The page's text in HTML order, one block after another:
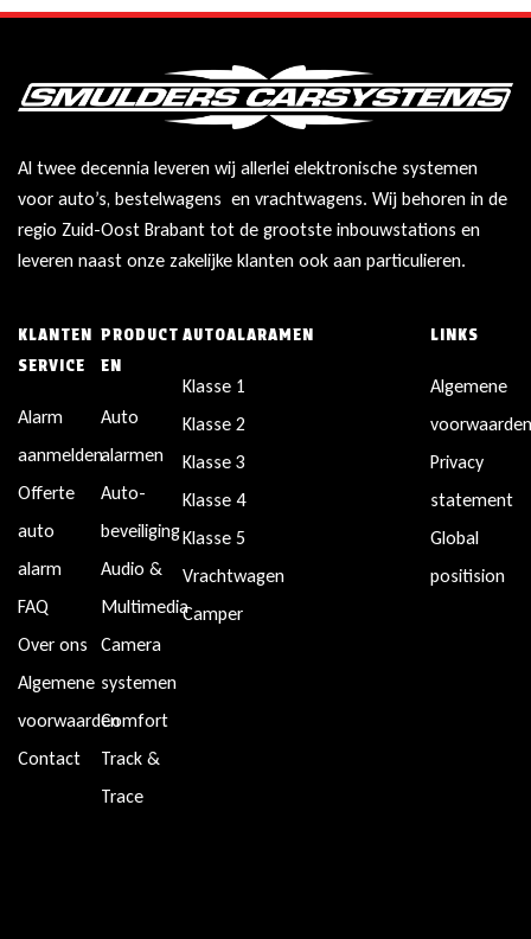
Al twee decennia leveren wij allerlei elektronische systemen
voor auto’s, bestelwagens en vrachtwagens. Wij behoren in de
regio Zuid-Oost Brabant tot de grootste inbouwstations en
leveren naast onze zakelijke klanten ook aan particulieren.
KLANTEN
SERVICE
Alarm
aanmelden
Offerte
auto
alarm
FAQ
Over ons
Algemene
voorwaarden
Contact
PRODUCT
EN
Auto
alarmen
Auto-
beveiliging
Audio &
Multimedia
Camera
systemen
Comfort
Track &
Trace
AUTOALARAMEN
Klasse 1
Klasse 2
Klasse 3
Klasse 4
Klasse 5
Vrachtwagen
Camper
LINKS
Algemene
Privacy
statement
Global
positision